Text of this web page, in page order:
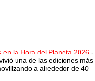
en la Hora del Planeta 2026 -
una de las ediciones más
a alrededor de 40